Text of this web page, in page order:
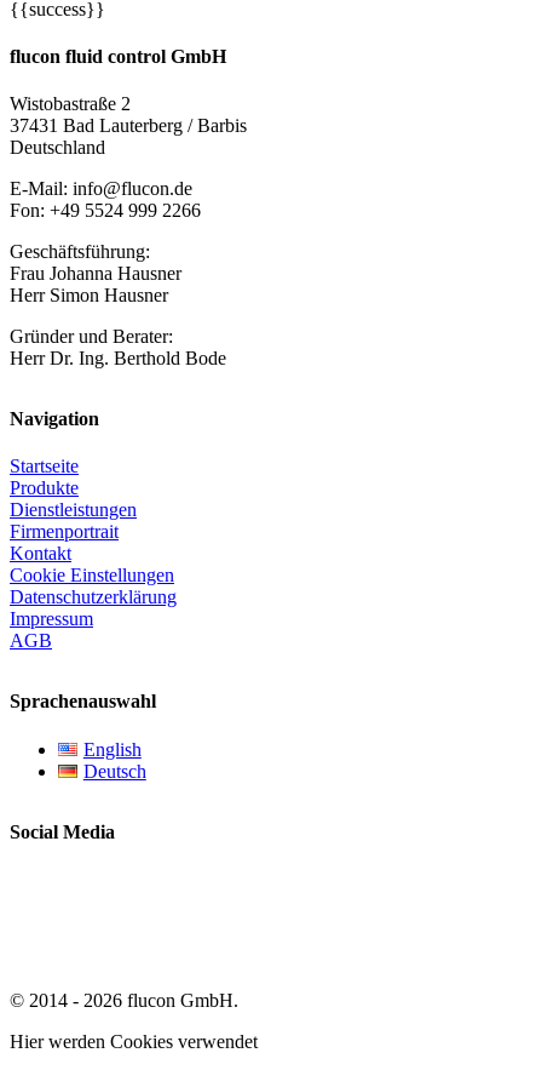
{{success}}
flucon fluid control GmbH
Wistobastraße 2
37431 Bad Lauterberg / Barbis
Deutschland
E-Mail: info@flucon.de
Fon: +49 5524 999 2266
Geschäftsführung:
Frau Johanna Hausner
Herr Simon Hausner
Gründer und Berater:
Herr Dr. Ing. Berthold Bode
Navigation
Startseite
Produkte
Dienstleistungen
Firmenportrait
Kontakt
Cookie Einstellungen
Datenschutzerklärung
Impressum
AGB
Sprachenauswahl
English
Deutsch
Social Media
© 2014 - 2026 flucon GmbH.
Hier werden Cookies verwendet